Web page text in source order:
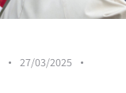
27/03/2025